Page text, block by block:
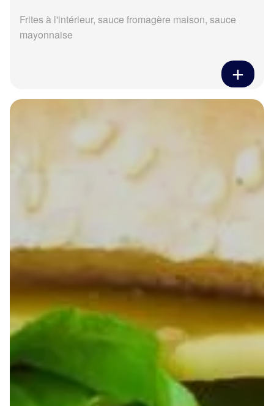
Frites à l'intérieur, sauce fromagère maison, sauce
mayonnaise